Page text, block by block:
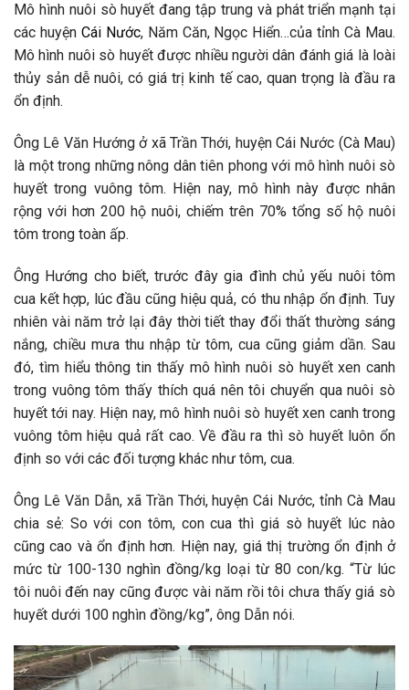
Mô hình nuôi sò huyết đang tập trung và phát triển mạnh tại
các huyện Cái Nước, Năm Căn, Ngọc Hiển…của tỉnh Cà Mau.
Mô hình nuôi sò huyết được nhiều người dân đánh giá là loài
thủy sản dễ nuôi, có giá trị kinh tế cao, quan trọng là đầu ra
ổn định.
Ông Lê Văn Hướng ở xã Trần Thới, huyện Cái Nước (Cà Mau)
là một trong những nông dân tiên phong với mô hình nuôi sò
huyết trong vuông tôm. Hiện nay, mô hình này được nhân
rộng với hơn 200 hộ nuôi, chiếm trên 70% tổng số hộ nuôi
tôm trong toàn ấp.
Ông Hướng cho biết, trước đây gia đình chủ yếu nuôi tôm
cua kết hợp, lúc đầu cũng hiệu quả, có thu nhập ổn định. Tuy
nhiên vài năm trở lại đây thời tiết thay đổi thất thường sáng
nắng, chiều mưa thu nhập từ tôm, cua cũng giảm dần. Sau
đó, tìm hiểu thông tin thấy mô hình nuôi sò huyết xen canh
trong vuông tôm thấy thích quá nên tôi chuyển qua nuôi sò
huyết tới nay. Hiện nay, mô hình nuôi sò huyết xen canh trong
vuông tôm hiệu quả rất cao. Về đầu ra thì sò huyết luôn ổn
định so với các đối tượng khác như tôm, cua.
Ông Lê Văn Dẫn, xã Trần Thới, huyện Cái Nước, tỉnh Cà Mau
chia sẻ: So với con tôm, con cua thì giá sò huyết lúc nào
cũng cao và ổn định hơn. Hiện nay, giá thị trường ổn định ở
mức từ 100-130 nghìn đồng/kg loại từ 80 con/kg. “Từ lúc
tôi nuôi đến nay cũng được vài năm rồi tôi chưa thấy giá sò
huyết dưới 100 nghìn đồng/kg”, ông Dẫn nói.